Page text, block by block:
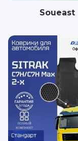
Soueast